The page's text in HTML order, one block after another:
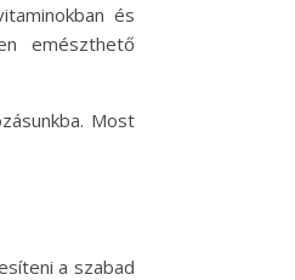
és
emészthető
Most
a szabad